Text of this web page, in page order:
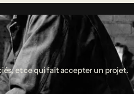
et ce qui fait accepter un projet.